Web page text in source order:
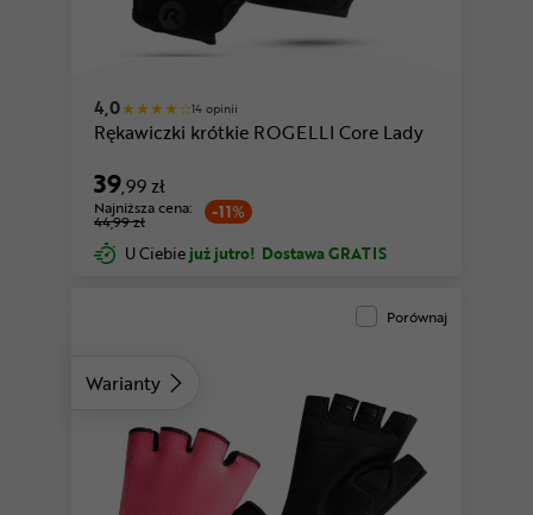
czarny
4,0 14 opinii
Rękawiczki krótkie ROGELLI Core Lady
39,99 zł
-11%
Najniższa cena:
44,99 zł
U Ciebie już jutro! Dostawa GRATIS
Warianty
Porównaj